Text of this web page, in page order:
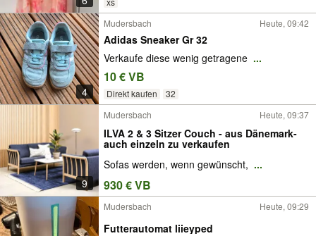
4
Mudersbach Heute, 09:42
Adidas Sneaker Gr 32
Verkaufe diese wenig getragene ...
10 € VB
Direkt kaufen 32
9
Mudersbach Heute, 09:37
ILVA 2 & 3 Sitzer Couch - aus Dänemark-
auch einzeln zu verkaufen
Sofas werden, wenn gewünscht, ...
930 € VB
Mudersbach Heute, 09:29
Futterautomat liieyped